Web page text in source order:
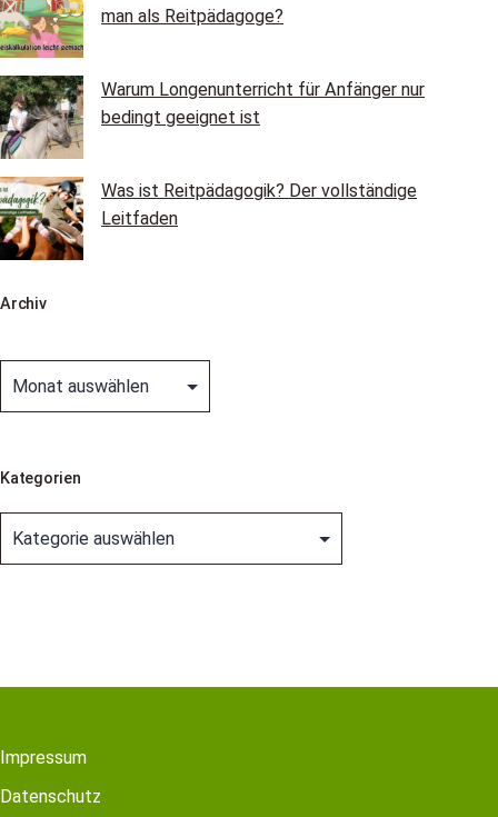
man als Reitpädagoge?
Warum Longenunterricht für Anfänger nur
bedingt geeignet ist
Was ist Reitpädagogik? Der vollständige
Leitfaden
Archiv
Kategorien
Impressum
Datenschutz